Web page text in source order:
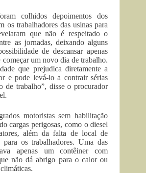
colhidos depoimentos dos
os trabalhadores das usinas para
que não é respeitado o
as jornadas, deixando alguns
de descansar apenas
começar um novo dia de trabalho.
que prejudica diretamente a
e pode levá-lo a contrair sérias
de trabalho”, disse o procurador
motoristas sem habilitação
cargas perigosas, como o diesel
além da falta de local de
para os trabalhadores. Uma das
apenas um contêiner com
não dá abrigo para o calor ou